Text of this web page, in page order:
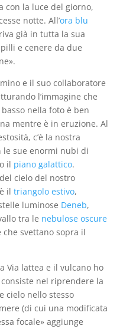
con la luce del giorno,
notte. All’ora blu
già in tutta la sua
e cenere da due
e il suo collaboratore
l’immagine che
nella foto è ben
mentre è in eruzione. Al
c’è la nostra
le sue enormi nubi di
il piano galattico.
cielo del nostro
il triangolo estivo,
luminose Deneb,
tra le nebulose oscure
svettano sopra il
Via lattea e il vulcano ho
nel riprendere la
cielo nello stesso
(di cui una modificata
focale» aggiunge